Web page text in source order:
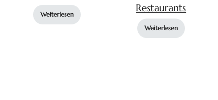
Weiterlesen
Restaurants
Weiterlesen